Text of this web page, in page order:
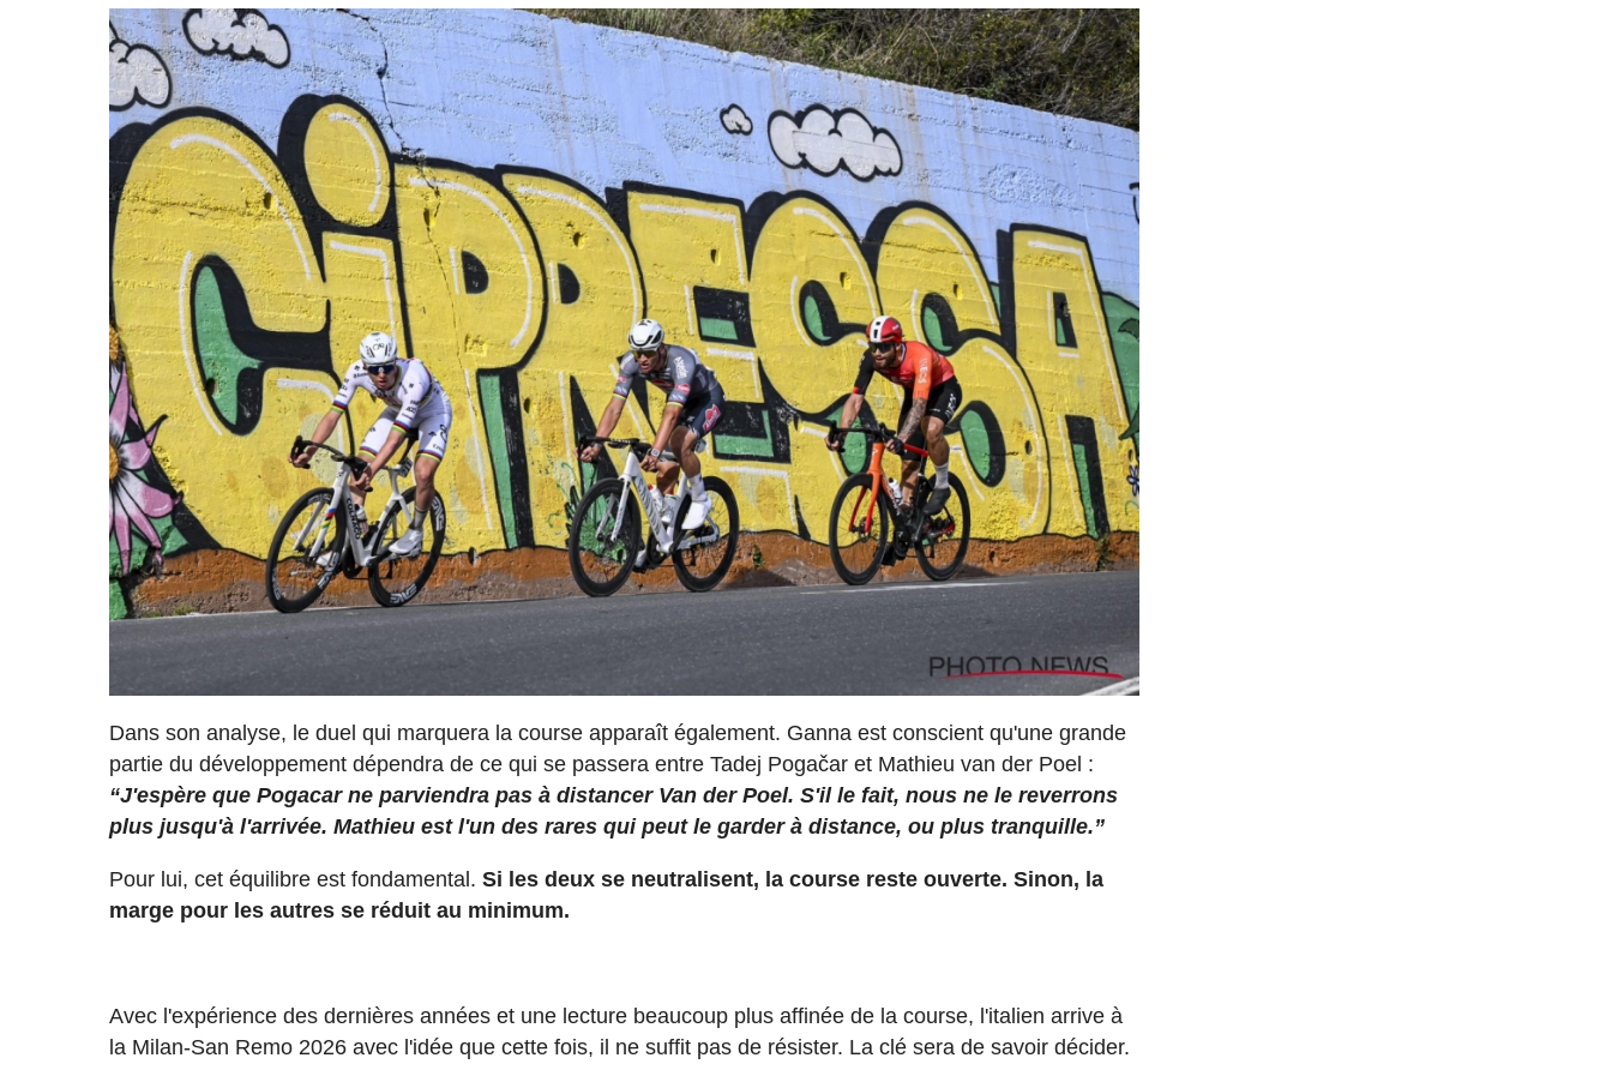
Dans son analyse, le duel qui marquera la course apparaît également. Ganna est conscient qu'une grande
partie du développement dépendra de ce qui se passera entre Tadej Pogačar et Mathieu van der Poel :
“J'espère que Pogacar ne parviendra pas à distancer Van der Poel. S'il le fait, nous ne le reverrons
plus jusqu'à l'arrivée. Mathieu est l'un des rares qui peut le garder à distance, ou plus tranquille.”
Pour lui, cet équilibre est fondamental.Si les deux se neutralisent, la course reste ouverte. Sinon, la
marge pour les autres se réduit au minimum.
Avec l'expérience des dernières années et une lecture beaucoup plus affinée de la course, l'italien arrive à
la Milan-San Remo 2026 avec l'idée que cette fois, il ne suffit pas de résister. La clé sera de savoir décider.